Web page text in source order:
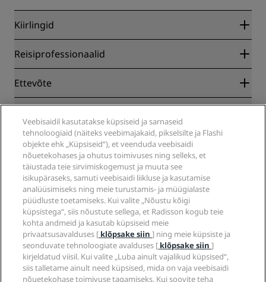
Kiirlingid
Radisson Rewards
Blog
Sihtkohad
Uued ja tulekul hotellid
Radisson Hotelsi mobiilirakendus
Programmi Sports Approved hotellid
Peresõbralikud hotellid
Tervisekaitse & ohutus
Reisiprofessionaalid
Partnerid
Ettevõte
Radisson Hotel Group
Meedia
Karjäär RHG-s
Karjäär PPHE-s
Karjäärivõimalused EHLis
The Club by RHG
Äriarendus
Vastutustundlik ettevõte
Hange
Privaatsuskeskus
Juriidiline teatis
Radisson Rewardsi preemiaprogrammi tingimused
Saidi kasutamise leping
Digitaalne ligipääsetavus
Tänapäevase orjanduse teatis
Abi
Tarbijahoiatused
Kontakt
KKK
Sisukaart
Sotsiaalmeedia
Radissoni hotellibrändid
Veebisaidil kasutatakse küpsiseid ja sarnaseid
tehnoloogiaid (näiteks veebimajakaid, pikselsilte ja Flashi
objekte ehk „Küpsiseid“), et veenduda veebisaidi
nõuetekohases ja ohutus toimivuses ning selleks, et
täiustada teie sirvimiskogemust ja muuta see
isikupäraseks, samuti veebisaidi liikluse ja kasutamise
analüüsimiseks ning meie turustamis- ja müügialaste
püüdluste toetamiseks. Kui valite „Nõustu kõigi
küpsistega“, siis nõustute sellega, et Radisson kogub teie
kohta andmeid ja kasutab küpsiseid meie
privaatsusavalduses [ klõpsake siin] ning meie küpsiste ja
seonduvate tehnoloogiate avalduses [ klõpsake siin]
kirjeldatud viisil. Kui valite „Luba ainult vajalikud küpsised“,
siis talletame ainult need küpsised, mida on vaja veebisaidi
nõuetekohase toimivuse tagamiseks. Kui soovite teha